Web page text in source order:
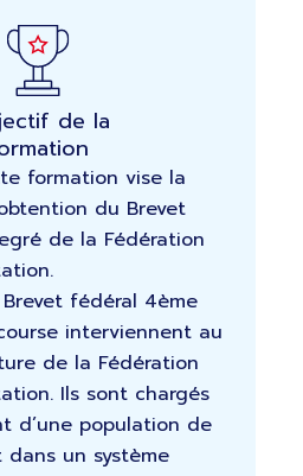
de la
formation vise la
du Brevet
de la Fédération
fédéral 4ème
interviennent au
de la Fédération
Ils sont chargés
d’une population de
un système